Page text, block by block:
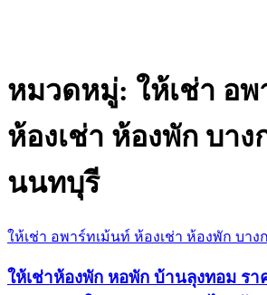
หมวดหมู่: ให้เช่า อ
ห้องเช่า ห้องพัก บาง
นนทบุรี
ให้เช่า อพาร์ทเม้นท์ ห้องเช่า ห้องพัก บาง
ให้เช่าห้องพัก หอพัก บ้านลุงทอม ร